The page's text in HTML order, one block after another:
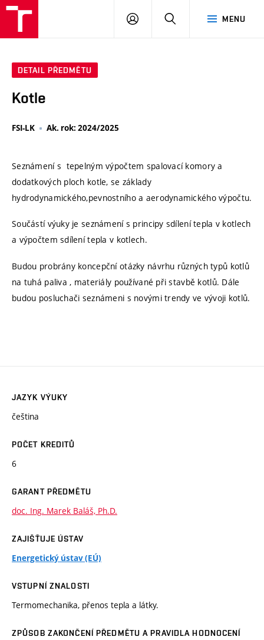
MENU
PŘIHLÁSIT
DETAIL PŘEDMĚTU
Kotle
FSI-LK Ak. rok: 2024/2025
Seznámení s tepelným výpočtem spalovací komory a
dodatkových ploch kotle, se základy
hydrodynamického,pevnostního a aerodynamického výpočtu.
Součástí výuky je seznámení s principy sdílení tepla v kotlech
a výpočtem sdílení tepla v kotlech.
Budou probrány koncepční otázky návrhu různých typů kotlů
na tuhá paliva , materiály používané při stavbě kotlů. Dále
budou posluchači seznámeni s novými trendy ve vývoji kotlů.
JAZYK VÝUKY
čeština
POČET KREDITŮ
6
GARANT PŘEDMĚTU
doc. Ing. Marek Baláš, Ph.D.
ZAJIŠŤUJE ÚSTAV
Energetický ústav (EÚ)
VSTUPNÍ ZNALOSTI
Termomechanika, přenos tepla a látky.
ZPŮSOB ZAKONČENÍ PŘEDMĚTU A PRAVIDLA HODNOCENÍ